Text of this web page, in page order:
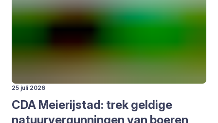
25 juli 2026
CDA Mei­e­rij­stad: trek gel­di­ge
natuur­ver­gun­nin­gen van boe­ren